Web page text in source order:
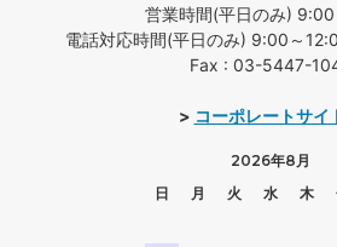
営業時間(平日のみ)
電話対応時間(平日のみ) 9:00～
Fax : 03-5447-
> コーポレートサイ
2026年8月
日
月 火 水 木